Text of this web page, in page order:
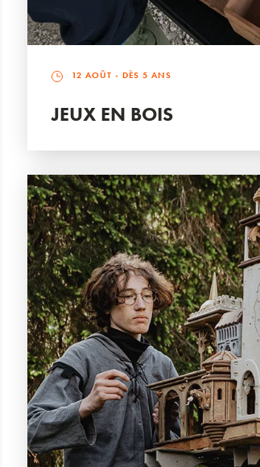
12 AOÛT - DÈS 5 ANS
JEUX EN BOIS